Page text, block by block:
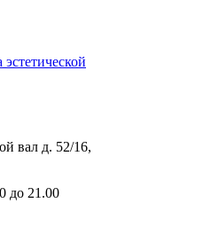
вал д. 52/16,
до 21.00